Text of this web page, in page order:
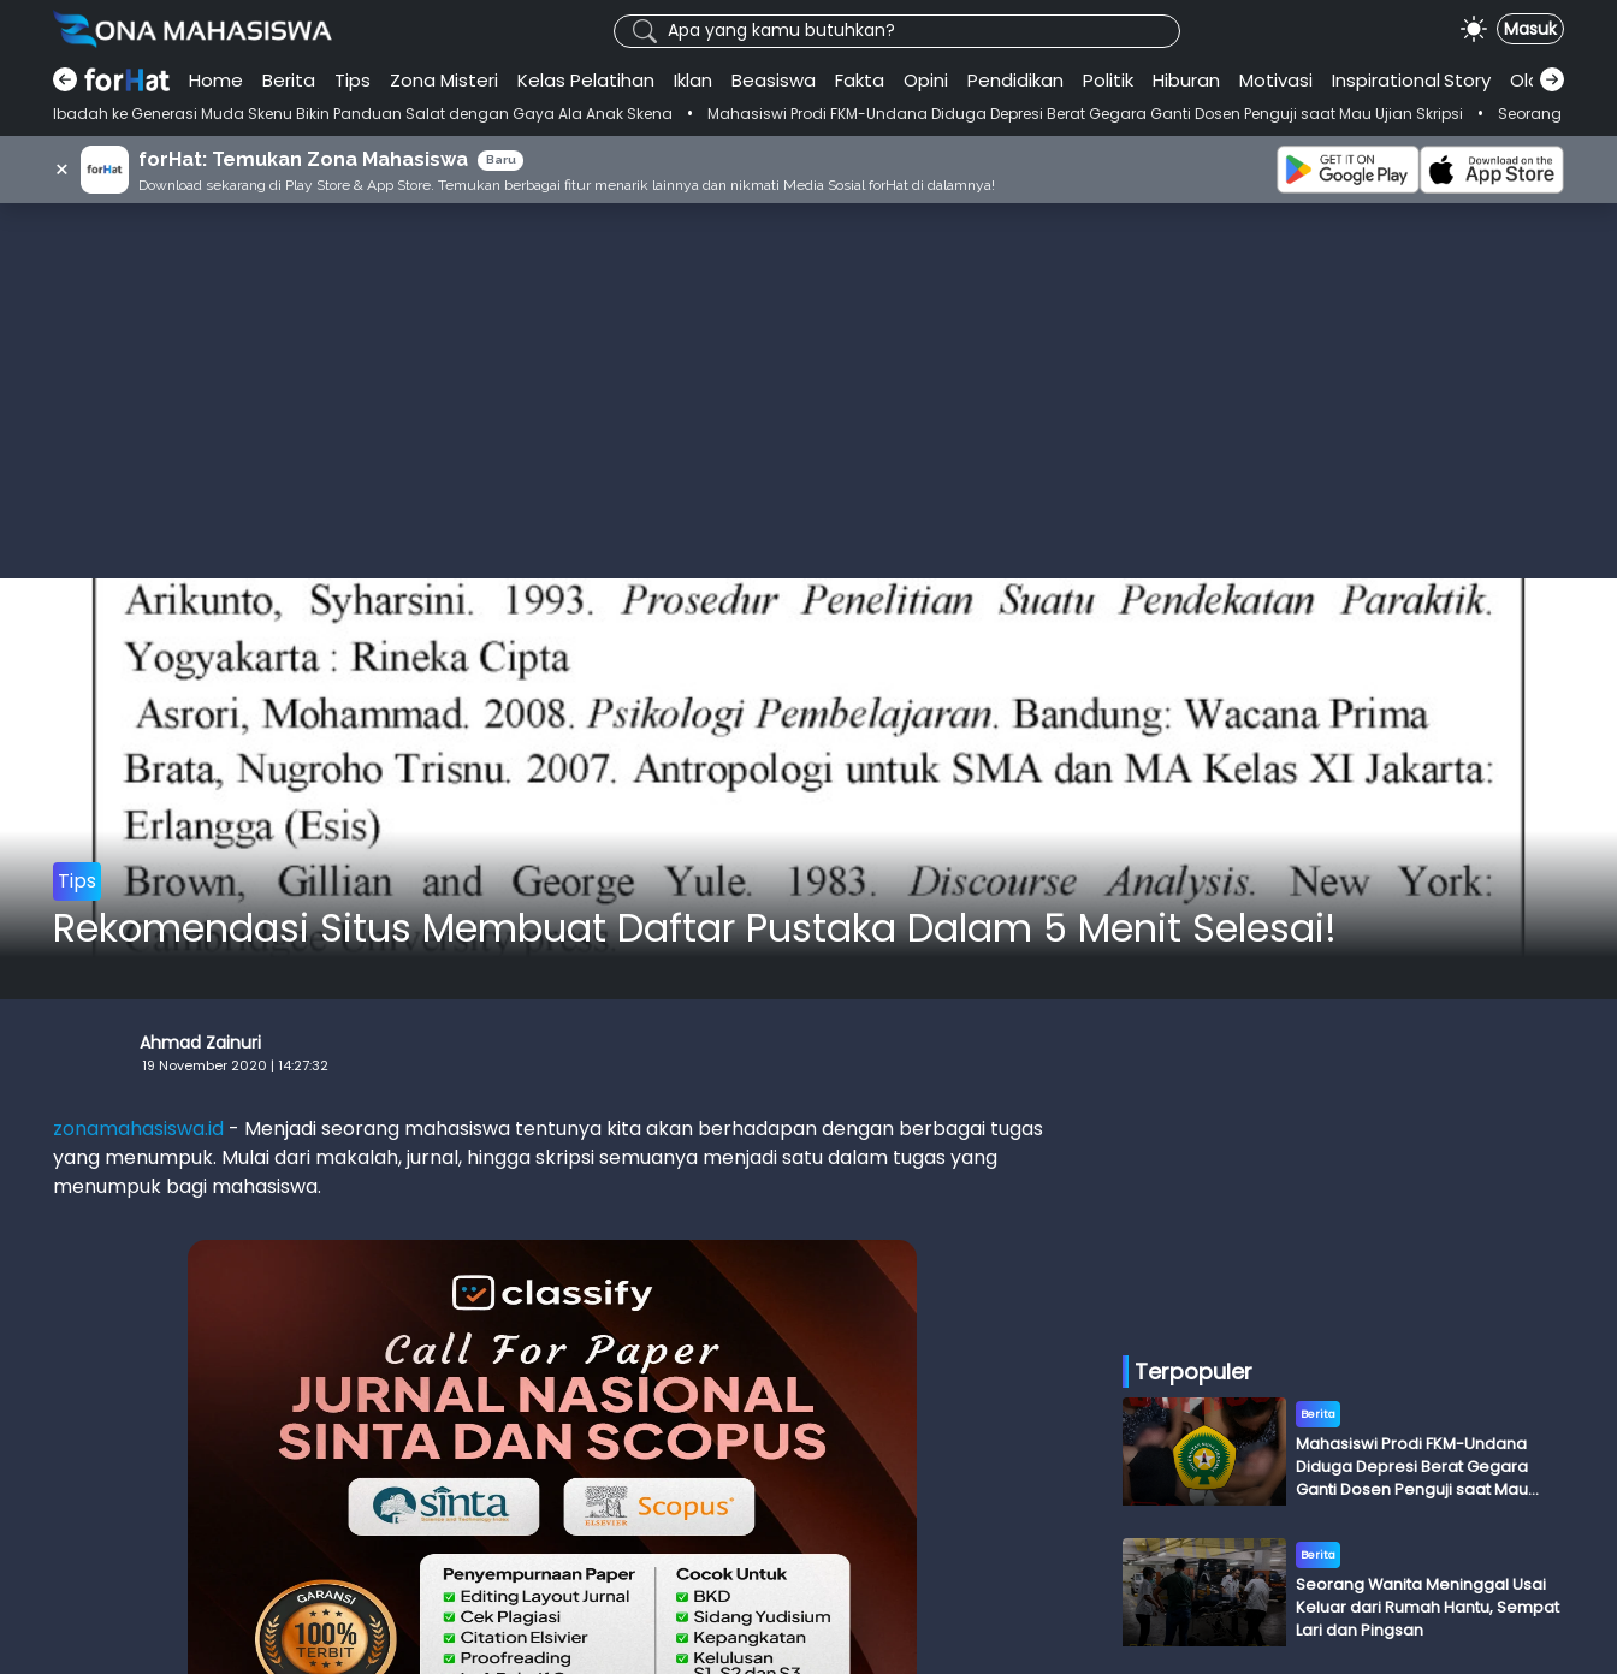
Apa yang kamu butuhkan? Masuk
Home Berita Tips Zona Misteri Kelas Pelatihan Iklan Beasiswa Fakta Opini Pendidikan Politik Hiburan Motivasi Inspirational.Story Olahraga
ke Generasi Muda Skenu Bikin Panduan Salat dengan Gaya Ala Anak Skena • Mahasiswi Prodi FKM-Undana Diduga Depresi Berat Gegara Ganti Dosen Penguji saat Mau Ujian Skripsi • Seorang Wanita Meninggal
× forHat: Temukan Zona Mahasiswa Baru
Download sekarang di Play Store & App Store. Temukan berbagai fitur menarik lainnya dan nikmati Media Sosial forHat di dalamnya!
Tips
Rekomendasi Situs Membuat Daftar Pustaka Dalam 5 Menit Selesai!
Ahmad Zainuri
19 November 2020 | 14:27:32
zonamahasiswa.id - Menjadi seorang mahasiswa tentunya kita akan berhadapan dengan berbagai tugas
yang menumpuk. Mulai dari makalah, jurnal, hingga skripsi semuanya menjadi satu dalam tugas yang
menumpuk bagi mahasiswa.
Terpopuler
Berita
Mahasiswi Prodi FKM-Undana
Diduga Depresi Berat Gegara
Ganti Dosen Penguji saat Mau
Berita
Seorang Wanita Meninggal Usai
Keluar dari Rumah Hantu, Sempat
Lari dan Pingsan